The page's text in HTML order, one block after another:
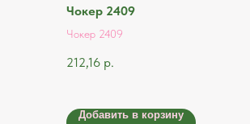
Чокер 2409
Чокер 2409
212,16 р.
Добавить в корзину